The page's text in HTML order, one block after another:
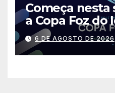
Começa nesta
a Copa Foz do
2026 com
países
6 DE AGOSTO DE 2026